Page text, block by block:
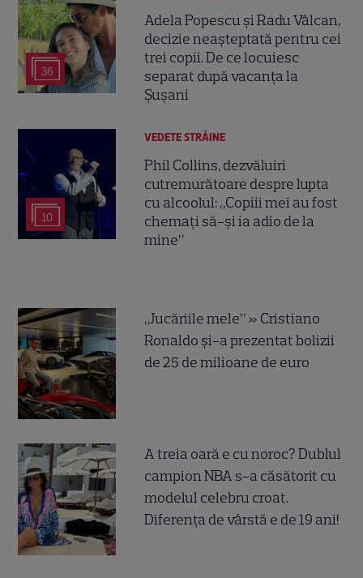
36
Adela Popescu și Radu Vâlcan,
decizie neașteptată pentru cei
trei copii. De ce locuiesc
separat după vacanța la
Șușani
10
VEDETE STRĂINE
Phil Collins, dezvăluiri
cutremurătoare despre lupta
cu alcoolul: „Copiii mei au fost
chemați să-și ia adio de la
mine”
„Jucăriile mele” » Cristiano
Ronaldo și-a prezentat bolizii
de 25 de milioane de euro
A treia oară e cu noroc? Dublul
campion NBA s-a căsătorit cu
modelul celebru croat.
Diferența de vârstă e de 19 ani!